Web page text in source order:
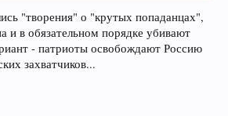
"творения" о "крутых попаданцах",
и в обязательном порядке убивают
- патриоты освобождают Россию
захватчиков...